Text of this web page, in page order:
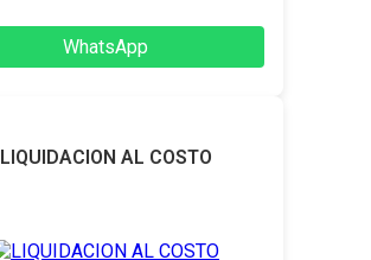
WhatsApp
LIQUIDACION AL COSTO